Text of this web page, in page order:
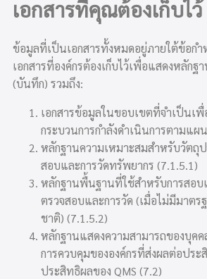
เอกสารที่คุณต้องเก็บไว้
ข้อมูลที่เป็นเอกสารทั้งหมดอยู่ภายใต้ข้อก
เอกสารที่องค์กรต้องเก็บไว้เพื่อแสดงหลัก
(บันทึก) รวมถึง:
เอกสารข้อมูลในขอบเขตที่จำเป็นเพื่
กระบวนการกำลังดำเนินการตามแผ
หลักฐานความเหมาะสมสำหรับวัตถุป
สอบและการวัดทรัพยากร (7.1.5.1)
หลักฐานพื้นฐานที่ใช้สำหรับการสอบ
ตรวจสอบและการวัด (เมื่อไม่มีมาตร
ชาติ) (7.1.5.2)
หลักฐานแสดงความสามารถของบุค
การควบคุมขององค์กรที่ส่งผลต่อปร
ประสิทธิผลของ QMS (7.2)